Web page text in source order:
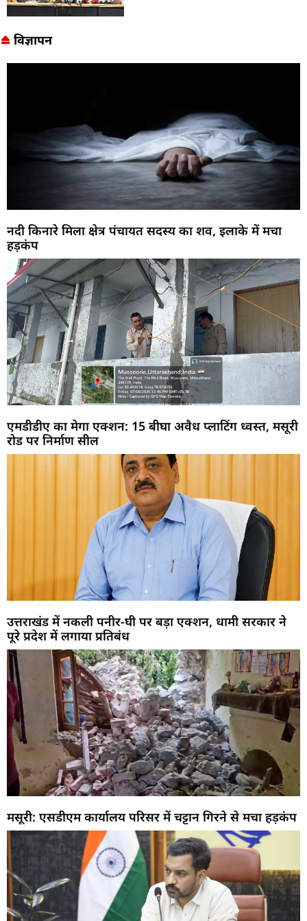
विज्ञापन
नदी किनारे मिला क्षेत्र पंचायत सदस्य का शव, इलाके में मचा
हड़कंप
एमडीडीए का मेगा एक्शन: 15 बीघा अवैध प्लाटिंग ध्वस्त, मसूरी
रोड पर निर्माण सील
उत्तराखंड में नकली पनीर-घी पर बड़ा एक्शन, धामी सरकार ने
पूरे प्रदेश में लगाया प्रतिबंध
मसूरी: एसडीएम कार्यालय परिसर में चट्टान गिरने से मचा हड़कंप